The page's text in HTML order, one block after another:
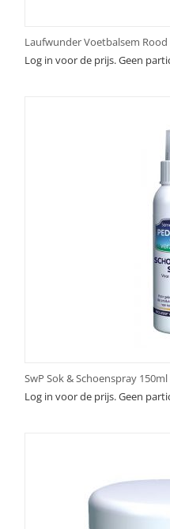
Laufwunder Voetbalsem Rood
Log in voor de prijs. Geen
SwP Sok & Schoenspray
Log in voor de prijs. Geen